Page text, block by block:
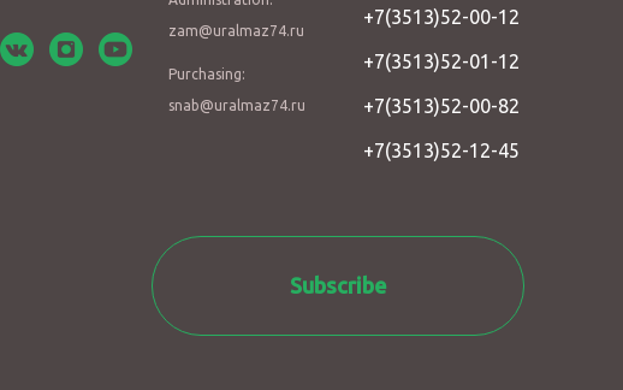
zam@uralmaz74.ru
Purchasing:
snab@uralmaz74.ru
+7(3513)52-00-12
+7(3513)52-01-12
+7(3513)52-00-82
+7(3513)52-12-45
Subscribe